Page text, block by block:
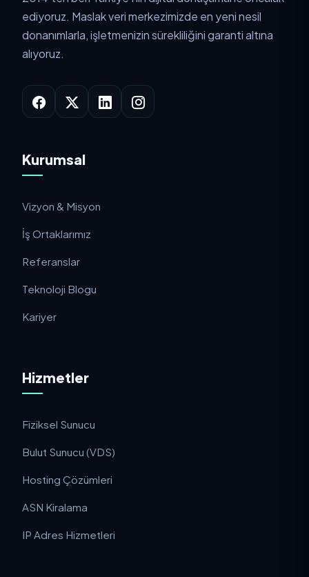
ediyoruz. Maslak veri merkezimizde en yeni nesil
donanımlarla, işletmenizin sürekliliğini garanti altına
alıyoruz.
Kurumsal
Vizyon & Misyon
İş Ortaklarımız
Referanslar
Teknoloji Blogu
Kariyer
Hizmetler
Fiziksel Sunucu
Bulut Sunucu (VDS)
Hosting Çözümleri
ASN Kiralama
IP Adres Hizmetleri